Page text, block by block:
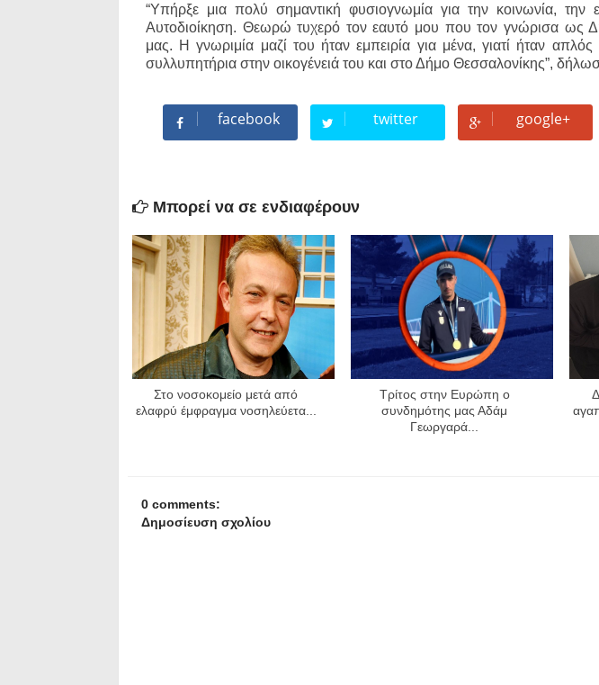
“Υπήρξε μια πολύ σημαντική φυσιογνωμία για την κοινωνία, την
Αυτοδιοίκηση. Θεωρώ τυχερό τον εαυτό μου που τον γνώρισα ως
μας. Η γνωριμία μαζί του ήταν εμπειρία για μένα, γιατί ήταν
συλλυπητήρια στην οικογένειά του και στο Δήμο Θεσσαλονίκης”,
facebook twitter google+
Μπορεί να σε ενδιαφέρουν
Στο νοσοκομείο μετά από
ελαφρύ έμφραγμα νοσηλεύετα...
Τρίτος στην Ευρώπη ο
συνδημότης μας Αδάμ
Γεωργαρά...
0 comments:
Δημοσίευση σχολίου